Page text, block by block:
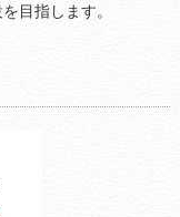
目指します。